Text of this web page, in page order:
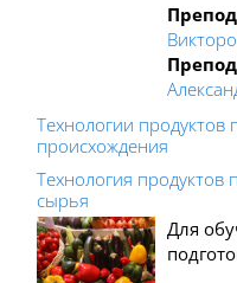
Технологии продуктов
происхождения
Технология продуктов
сырья
Для